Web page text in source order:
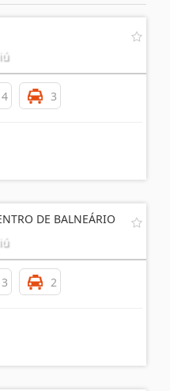
4 3
DE BALNEÁRIO
3 2